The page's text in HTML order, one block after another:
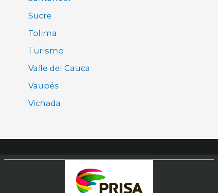
Sucre
Tolima
Turismo
Valle del Cauca
Vaupés
Vichada